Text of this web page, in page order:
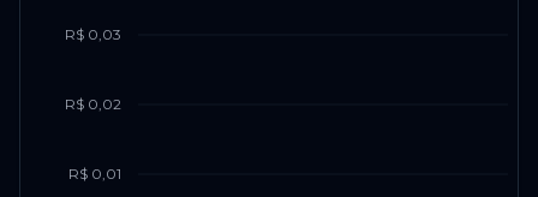
R$ 0,01
R$ 0,02
R$ 0,03